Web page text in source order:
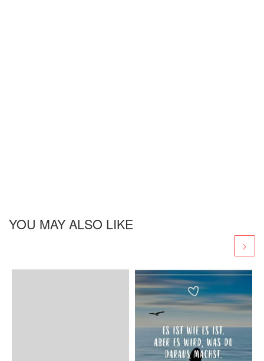
YOU MAY ALSO LIKE